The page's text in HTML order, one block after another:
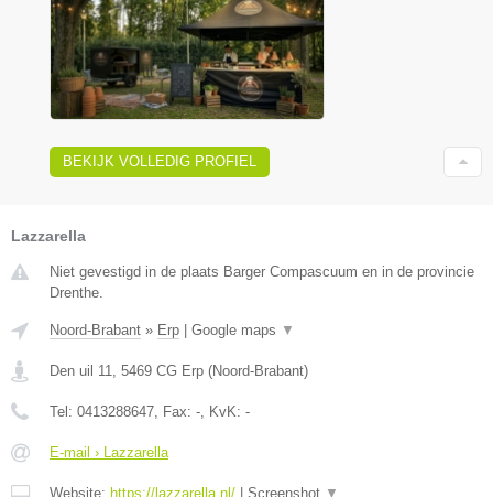
BEKIJK VOLLEDIG PROFIEL
Lazzarella
Niet gevestigd in de plaats Barger Compascuum en in de provincie
Drenthe.
Noord-Brabant » Erp Google maps ▼
Den uil 11, 5469 CG Erp (Noord-Brabant)
Tel: 0413288647, Fax: -, KvK: -
E-mail › Lazzarella
Website: https://lazzarella.nl/ Screenshot ▼